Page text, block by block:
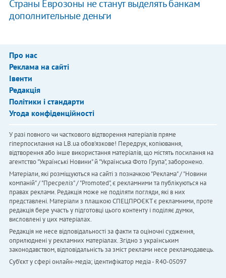
Страны Еврозоны не станут выделять банкам
дополнительные деньги
Про нас
Реклама на сайті
Івенти
Редакція
Політики і стандарти
Угода конфіденційності
У разі повного чи часткового відтворення матеріалів пряме
гіперпосилання на LB.ua обов'язкове! Передрук, копіювання,
відтворення або інше використання матеріалів, що містять посилання на
агентство "Українськi Новини" й "Українська Фото Група", заборонено.
Матеріали, які розміщуються на сайті з позначкою "Реклама" / "Новини
компаній" / "Пресреліз" / "Promoted", є рекламними та публікуються на
правах реклами. Редакція може не поділяти погляди, які в них
представлені. Матеріали з плашкою СПЕЦПРОЄКТ є рекламними, проте
редакція бере участь у підготовці цього контенту і поділяє думки,
висловлені у цих матеріалах.
Редакція не несе відповідальності за факти та оціночні судження,
оприлюднені у рекламних матеріалах. Згідно з українським
законодавством, відповідальність за зміст реклами несе рекламодавець.
Cуб'єкт у сфері онлайн-медіа; ідентифікатор медіа - R40-05097